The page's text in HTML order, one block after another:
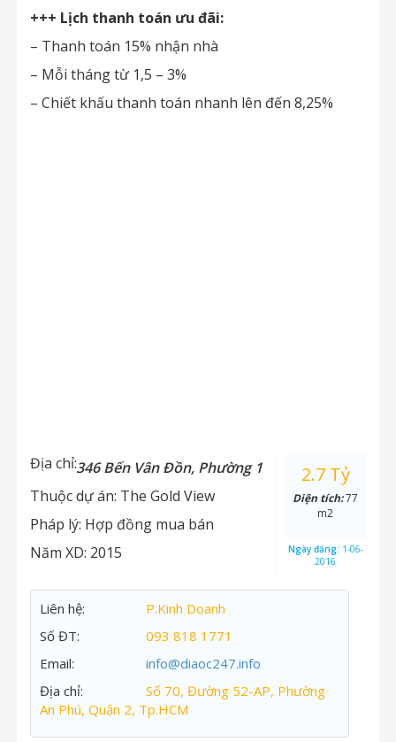
+++ Lịch thanh toán ưu đãi:
– Thanh toán 15% nhận nhà
– Mỗi tháng từ 1,5 – 3%
– Chiết khấu thanh toán nhanh lên đến 8,25%
Địa chỉ:346 Bến Vân Đồn, Phường 1
Thuộc dự án: The Gold View
Pháp lý: Hợp đồng mua bán
Năm XD: 2015
2.7 Tỷ
Diện tích:77
m2
Ngày đăng: 1-06-
2016
Liên hệ:
P.Kinh Doanh
Số ĐT:
093 818 1771
Email:
info@diaoc247.info
Địa chỉ:
Số 70, Đường 52-AP, Phường
An Phú, Quận 2, Tp.HCM